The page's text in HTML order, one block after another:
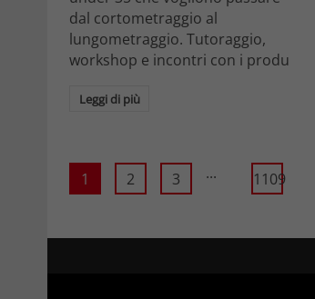
dal cortometraggio al
lungometraggio. Tutoraggio,
workshop e incontri con i produ
Leggi di più
1 2 3 ... 1109